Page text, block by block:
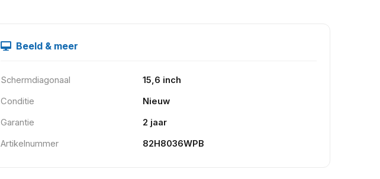
Beeld & meer
Schermdiagonaal
15,6 inch
Conditie
Nieuw
Garantie
2 jaar
Artikelnummer
82H8036WPB